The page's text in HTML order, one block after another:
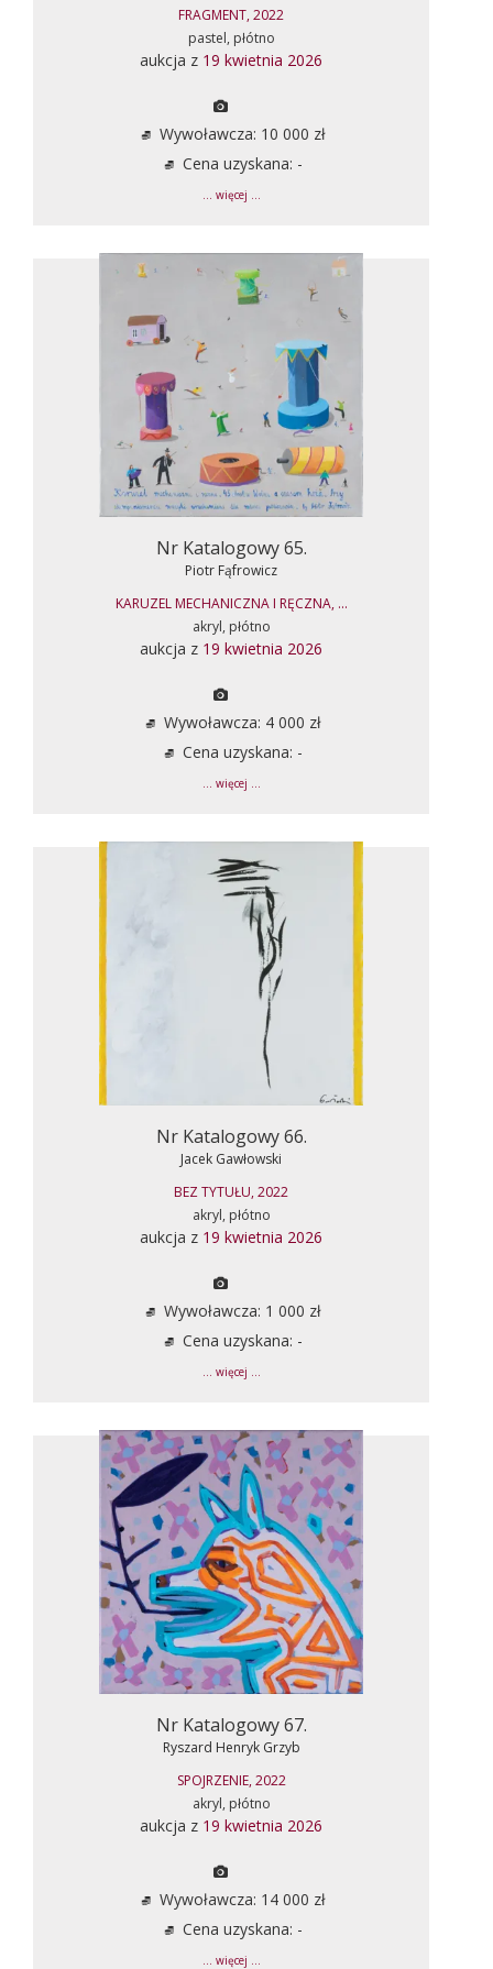
FRAGMENT, 2022
pastel, płótno
aukcja z 19 kwietnia 2026
Wywoławcza: 10 000 zł
Cena uzyskana: -
... więcej ...
Nr Katalogowy 65.
Piotr Fąfrowicz
KARUZEL MECHANICZNA I RĘCZNA, ...
akryl, płótno
aukcja z 19 kwietnia 2026
Wywoławcza: 4 000 zł
Cena uzyskana: -
... więcej ...
Nr Katalogowy 66.
Jacek Gawłowski
BEZ TYTUŁU, 2022
akryl, płótno
aukcja z 19 kwietnia 2026
Wywoławcza: 1 000 zł
Cena uzyskana: -
... więcej ...
Nr Katalogowy 67.
Ryszard Henryk Grzyb
SPOJRZENIE, 2022
akryl, płótno
aukcja z 19 kwietnia 2026
Wywoławcza: 14 000 zł
Cena uzyskana: -
... więcej ...